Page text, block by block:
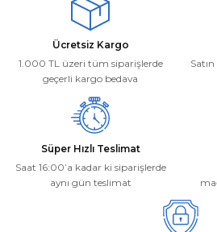
Ürün açıklamasında eksik bilgiler
Ürün bilgilerinde hatalar bulunuyor.
Ürün fiyatı diğer sitelerden daha pahalı.
Bu ürüne benzer farklı alternatifler
Deneyimini Paylaş
Ücretsiz Kargo
1.000 TL üzeri tüm siparişlerde
geçerli kargo bedava
Süper Hızlı Teslimat
Saat 16:00’a kadar ki siparişlerde
aynı gün teslimat